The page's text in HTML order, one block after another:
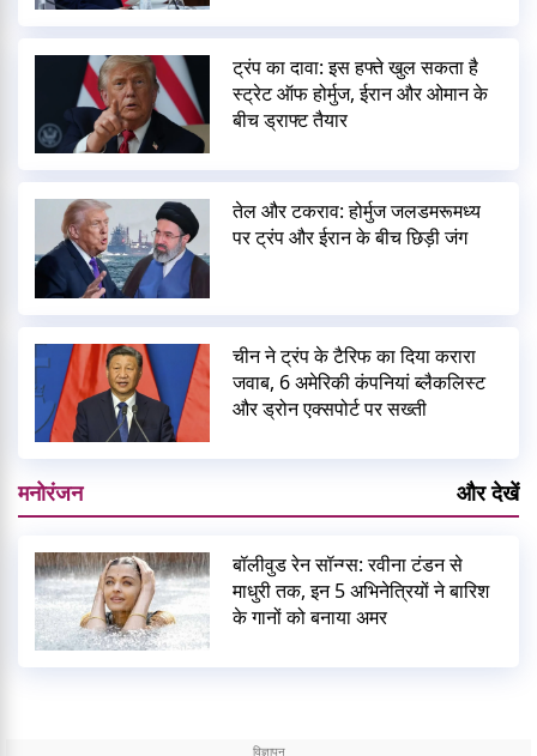
ट्रंप का दावा: इस हफ्ते खुल सकता है
स्ट्रेट ऑफ होर्मुज, ईरान और ओमान के
बीच ड्राफ्ट तैयार
तेल और टकराव: होर्मुज जलडमरूमध्य
पर ट्रंप और ईरान के बीच छिड़ी जंग
चीन ने ट्रंप के टैरिफ का दिया करारा
जवाब, 6 अमेरिकी कंपनियां ब्लैकलिस्ट
और ड्रोन एक्सपोर्ट पर सख्ती
मनोरंजन और देखें
बॉलीवुड रेन सॉन्ग्स: रवीना टंडन से
माधुरी तक, इन 5 अभिनेत्रियों ने बारिश
के गानों को बनाया अमर